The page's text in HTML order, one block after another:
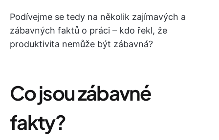
Podívejme se tedy na několik zajímavých a
zábavných faktů o práci – kdo řekl, že
produktivita nemůže být zábavná?
Co jsou zábavné
fakty?